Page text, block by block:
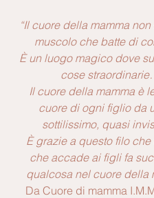
“Il cuore della mamma
muscolo che batte di
È un luogo magico dove
cose
Il cuore della mamma è
cuore di ogni figlio da
sottilissimo, quasi
È grazie a questo filo che
che accade ai figli fa
qualcosa nel cuore della
Da Cuore di mamma